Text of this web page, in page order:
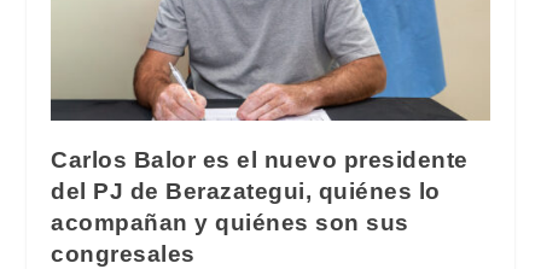
Carlos Balor es el nuevo presidente
del PJ de Berazategui, quiénes lo
acompañan y quiénes son sus
congresales